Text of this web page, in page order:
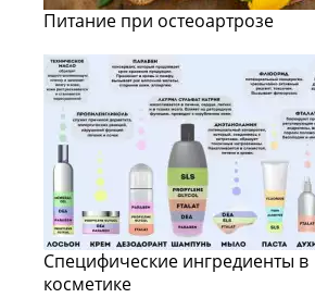
Питание при остеоартрозе
Специфические ингредиенты в
косметике